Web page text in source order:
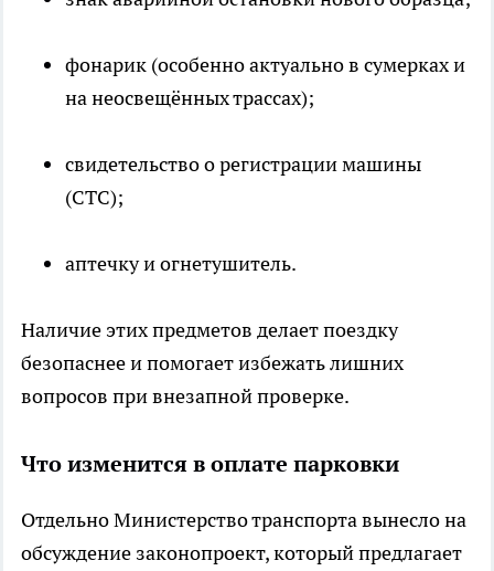
фонарик (особенно актуально в сумерках и
на неосвещённых трассах);
свидетельство о регистрации машины
(СТС);
аптечку и огнетушитель.
Наличие этих предметов делает поездку
безопаснее и помогает избежать лишних
вопросов при внезапной проверке.
Что изменится в оплате парковки
Отдельно Министерство транспорта вынесло на
обсуждение законопроект, который предлагает